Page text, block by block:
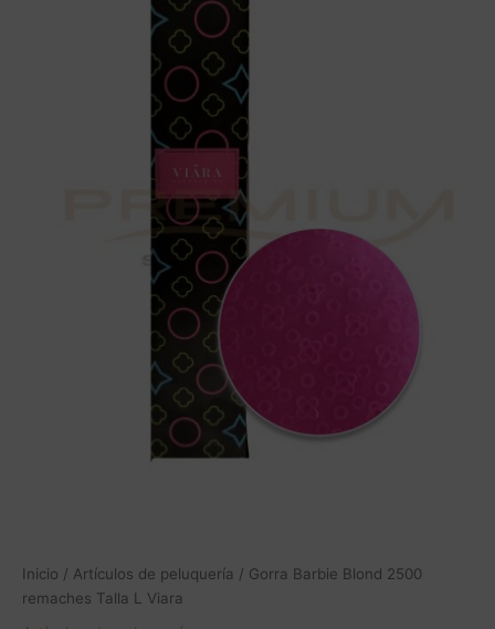
Inicio / Artículos de peluquería / Gorra Barbie Blond 2500
remaches Talla L Viara